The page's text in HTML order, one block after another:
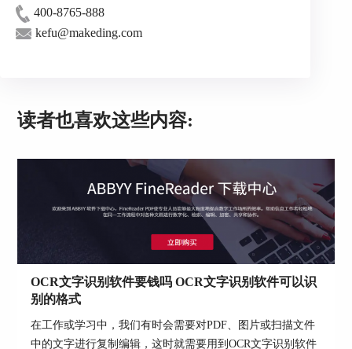
第三步：点击“文件”——“另存为”，然后在罗
列出来的文件格式中选择你需要转换的格式即可。
400-8765-888
kefu@makeding.com
读者也喜欢这些内容:
OCR文字识别软件要钱吗 OCR文字识别软件可以识
别的格式
在工作或学习中，我们有时会需要对PDF、图片或扫描文件
中的文字进行复制编辑，这时就需要用到OCR文字识别软件